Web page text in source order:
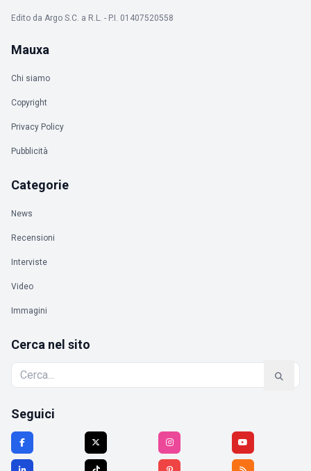
Edito da Argo S.C. a R.L. - P.I. 01407520558
Mauxa
Chi siamo
Copyright
Privacy Policy
Pubblicità
Categorie
News
Recensioni
Interviste
Video
Immagini
Cerca nel sito
Seguici